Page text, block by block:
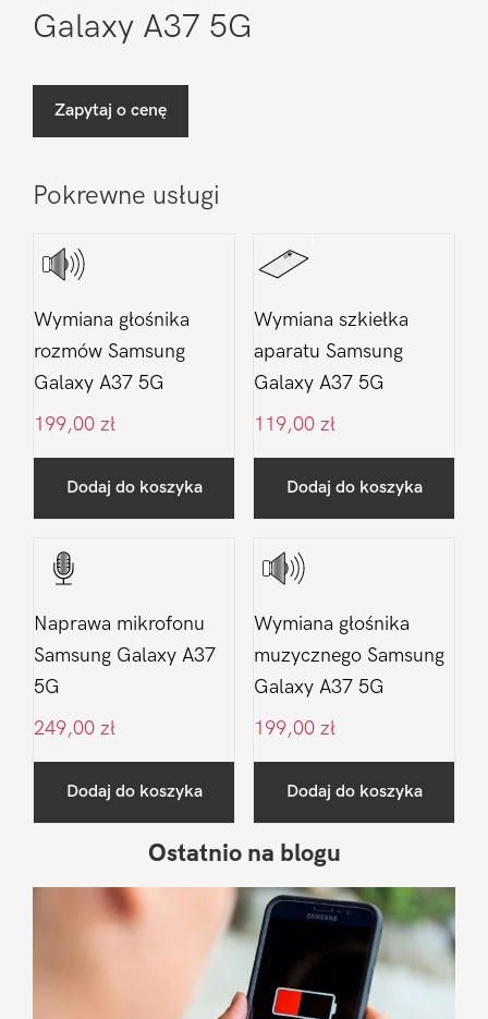
Galaxy A37 5G
Zapytaj o cenę
Pokrewne usługi
Wymiana głośnika
rozmów Samsung
Galaxy A37 5G
199,00 zł
Dodaj do koszyka
Wymiana szkiełka
aparatu Samsung
Galaxy A37 5G
119,00 zł
Dodaj do koszyka
Naprawa mikrofonu
Samsung Galaxy A37
5G
249,00 zł
Dodaj do koszyka
Wymiana głośnika
muzycznego Samsung
Galaxy A37 5G
199,00 zł
Dodaj do koszyka
Sidebar
Ostatnio na blogu